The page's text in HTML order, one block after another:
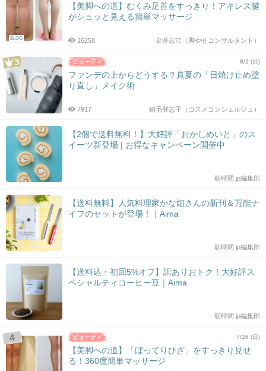
BLOG
【美脚への道】むくみ足首をすっきり！アキレス腱
がシュッと見える簡単マッサージ
金井志江（脚やせコンサルタント）
16258
8/2 (日)
ファンデの上からどうする？真夏の「日焼け止め塗
り直し」メイク術
稲毛登志子（コスメコンシェルジュ）
7917
【2個で送料無料！】大好評「おかしめいと」のス
イーツ新登場 | お得なキャンペーン開催中
朝時間.jp編集部
【送料無料】人気料理家かな姐さんの新刊＆万能ナ
イフのセットが登場！｜Aima
朝時間.jp編集部
【送料込・初回5%オフ】訳ありおトク！大好評ス
ペシャルティコーヒー豆｜Aima
朝時間.jp編集部
7/26 (日)
【美脚への道】「ぼってりひざ」をすっきり見せ
る！360度簡単マッサージ